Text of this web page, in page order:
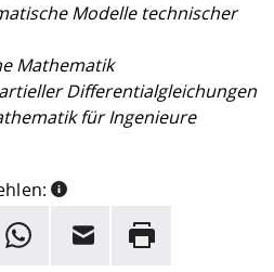
Modelle technischer
Mathematik
Differentialgleichungen
für Ingenieure
WhatsappE-Mail Drucken